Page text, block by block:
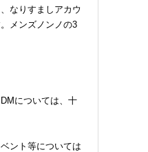
なりすましアカウ
メンズノンノの3
については、十
ント等については